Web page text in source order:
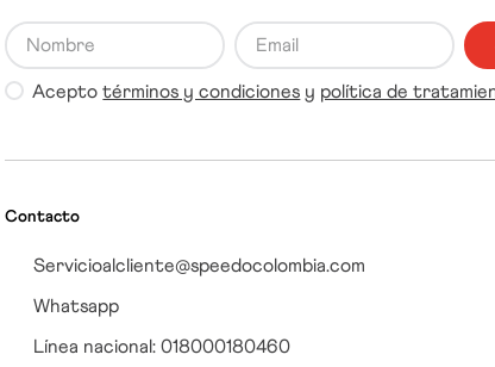
Aceptotérminos y condiciones y política de
Contacto
Servicioalcliente@speedocolombia.com
Whatsapp
Línea nacional: 018000180460